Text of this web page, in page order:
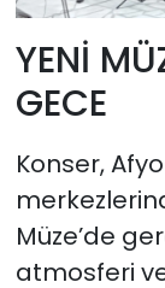
YENİ
GECE
Konser,
Müze’de
atmosferi